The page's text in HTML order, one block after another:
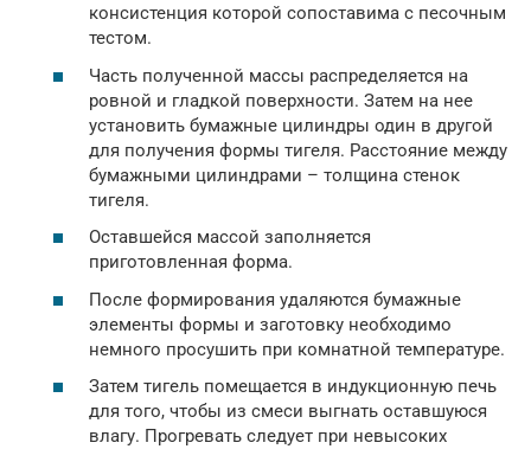
консистенция которой сопоставима с песочным
тестом.
Часть полученной массы распределяется на
ровной и гладкой поверхности. Затем на нее
установить бумажные цилиндры один в другой
для получения формы тигеля. Расстояние между
бумажными цилиндрами – толщина стенок
тигеля.
Оставшейся массой заполняется
приготовленная форма.
После формирования удаляются бумажные
элементы формы и заготовку необходимо
немного просушить при комнатной температуре.
Затем тигель помещается в индукционную печь
для того, чтобы из смеси выгнать оставшуюся
влагу. Прогревать следует при невысоких